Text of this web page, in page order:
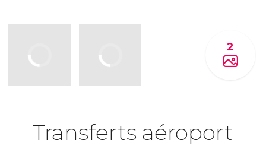
2
Transferts aéroport